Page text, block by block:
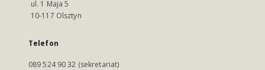
ul. 1 Maja 5
10-117 Olsztyn
Telefon
089 524 90 32 (sekretariat)